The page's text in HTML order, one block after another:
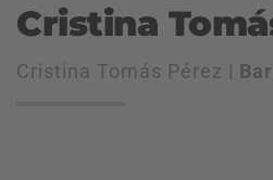
Cristina
Cristina Tomás Pérez |